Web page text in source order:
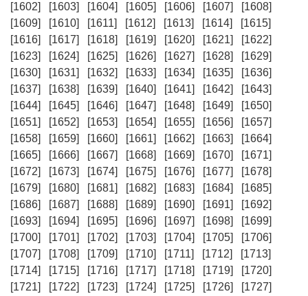
[1602]
[1603] [1604] [1605] [1606] [1607]
[1608]
[1609]
[1610] [1611] [1612] [1613] [1614]
[1615]
[1616]
[1617] [1618] [1619] [1620] [1621]
[1622]
[1623]
[1624] [1625] [1626] [1627] [1628]
[1629]
[1630]
[1631] [1632] [1633] [1634] [1635]
[1636]
[1637]
[1638] [1639] [1640] [1641] [1642]
[1643]
[1644]
[1645] [1646] [1647] [1648] [1649]
[1650]
[1651]
[1652] [1653] [1654] [1655] [1656]
[1657]
[1658]
[1659] [1660] [1661] [1662] [1663]
[1664]
[1665]
[1666] [1667] [1668] [1669] [1670]
[1671]
[1672]
[1673] [1674] [1675] [1676] [1677]
[1678]
[1679]
[1680] [1681] [1682] [1683] [1684]
[1685]
[1686]
[1687] [1688] [1689] [1690] [1691]
[1692]
[1693]
[1694] [1695] [1696] [1697] [1698]
[1699]
[1700]
[1701] [1702] [1703] [1704] [1705]
[1706]
[1707]
[1708] [1709] [1710] [1711] [1712]
[1713]
[1714]
[1715] [1716] [1717] [1718] [1719]
[1720]
[1721]
[1722] [1723] [1724] [1725] [1726]
[1727]